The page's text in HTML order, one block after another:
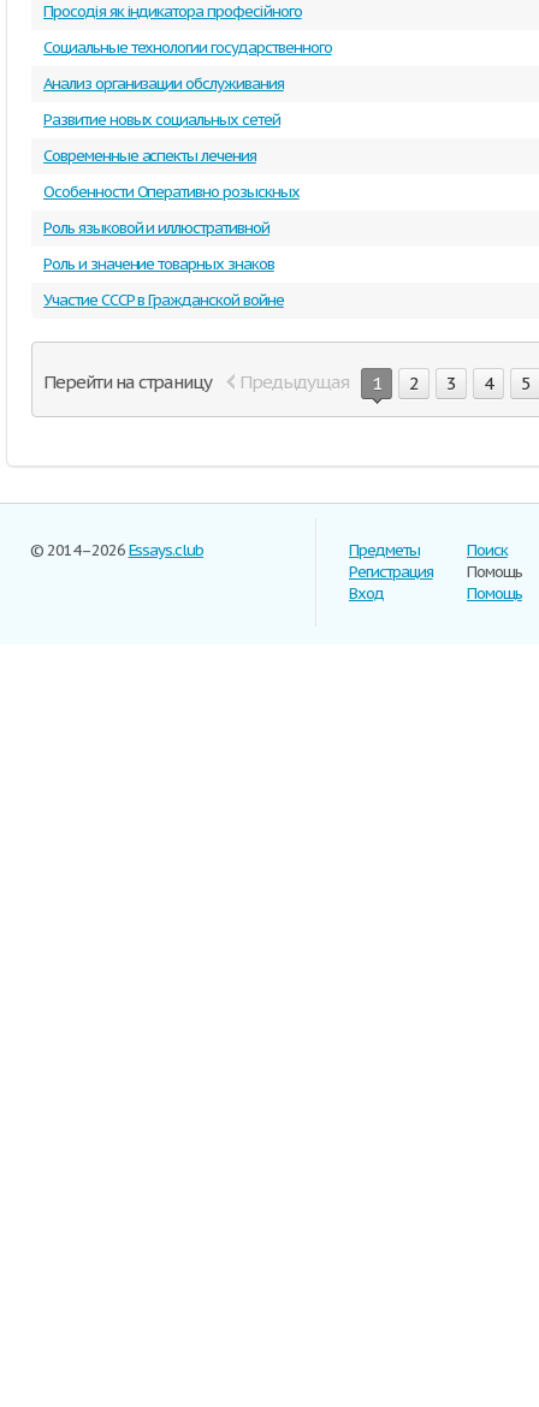
Просодія як індикатора професійного
Социальные технологии государственного
Анализ организации обслуживания
Развитие новых социальных сетей
Современные аспекты лечения
Особенности Оперативно розыскных
Роль языковой и иллюстративной
Роль и значение товарных знаков
Участие СССР в Гражданской войне
Перейти на страницу Предыдущая 1 2 3 4 5
© 2014–2026Essays.club
Предметы
Регистрация
Вход
Поиск
Помощь
Помощь